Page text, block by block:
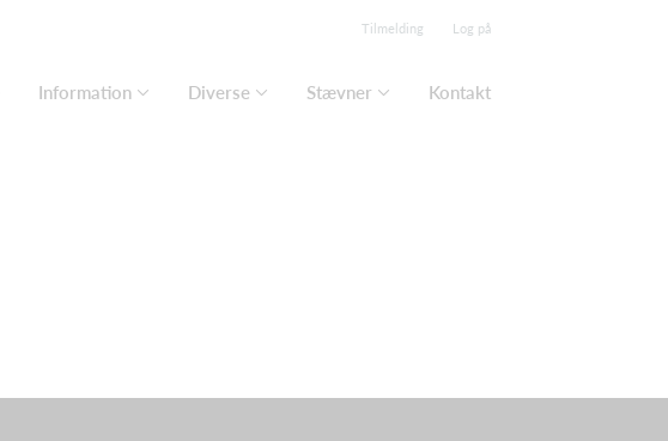
Tilmelding Log på
Information Diverse Stævner Kontakt